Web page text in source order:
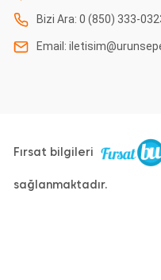
Bizi Ara: 0 (850) 333-
Email:
Fırsat bilgileri
sağlanmaktadır.